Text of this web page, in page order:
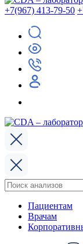
+7(967) 413-79-50
Поиск
по:
Пациентам
Врачам